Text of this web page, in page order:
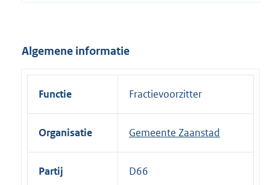
e
l
Algemene informatie
Functie Fractievoorzitter
Organisatie Gemeente Zaanstad
Partij D66